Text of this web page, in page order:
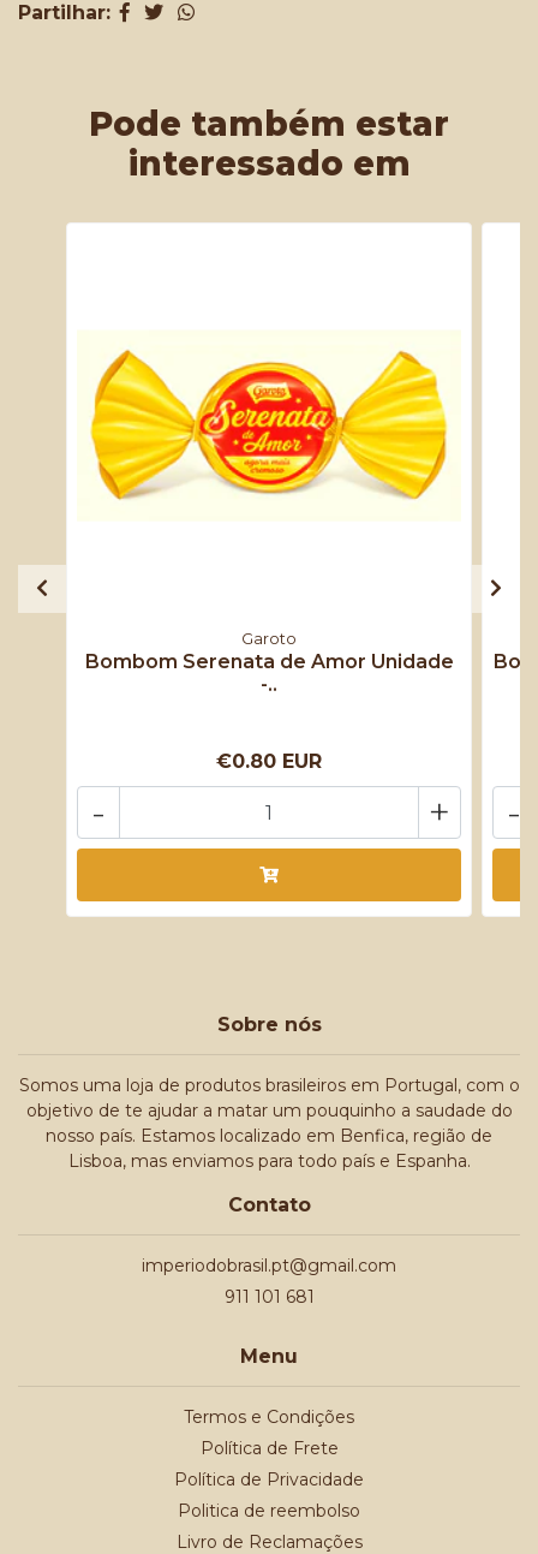
Partilhar:
Pode também estar
interessado em
Garoto
Bombom Serenata de Amor Unidade
-..
€0.80 EUR
+
- -
Sobre nós
Somos uma loja de produtos brasileiros em Portugal, com o
objetivo de te ajudar a matar um pouquinho a saudade do
nosso país. Estamos localizado em Benfica, região de
Lisboa, mas enviamos para todo país e Espanha.
Contato
imperiodobrasil.pt@gmail.com
911 101 681
Menu
Termos e Condições
Política de Frete
Política de Privacidade
Politica de reembolso
Livro de Reclamações